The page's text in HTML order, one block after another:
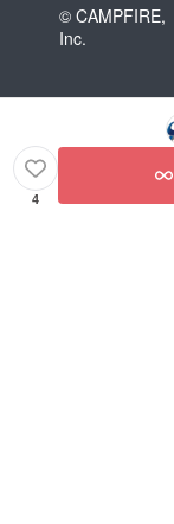
© CAMPFIRE,
Inc.
4